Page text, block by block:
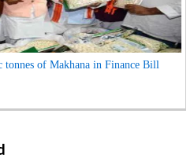
of Makhana in Finance Bill